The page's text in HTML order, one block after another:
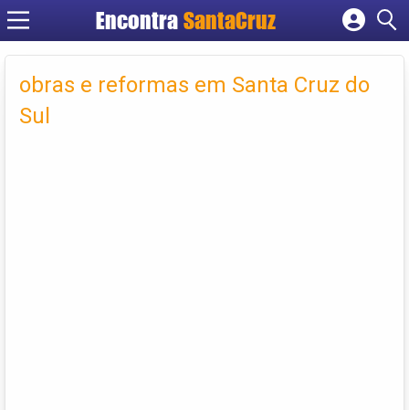
Encontra
Cadastrar empresa
Criar conta
obras e reformas em Santa Cruz do
Sul